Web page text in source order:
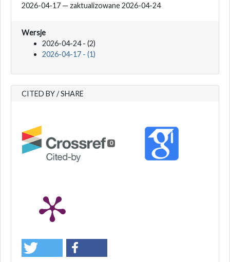
2026-04-17 — zaktualizowane 2026-04-24
Wersje
2026-04-24 - (2)
2026-04-17 - (1)
CITED BY / SHARE
0